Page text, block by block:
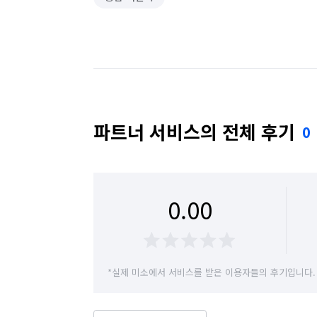
파트너 서비스의 전체 후기 0
0.00
*실제 미소에서 서비스를 받은 이용자들의 후기입니다.